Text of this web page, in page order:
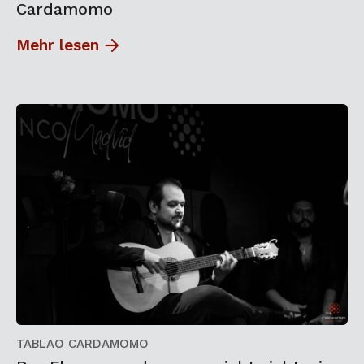
Cardamomo
Mehr lesen
TABLAO CARDAMOMO